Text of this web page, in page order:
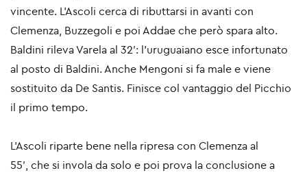
vincente. L’Ascoli cerca di ributtarsi in avanti con
Clemenza, Buzzegoli e poi Addae che però spara alto.
Baldini rileva Varela al 32′: l’uruguaiano esce infortunato
al posto di Baldini. Anche Mengoni si fa male e viene
sostituito da De Santis. Finisce col vantaggio del Picchio
il primo tempo.
L’Ascoli riparte bene nella ripresa con Clemenza al
55′, che si invola da solo e poi prova la conclusione a